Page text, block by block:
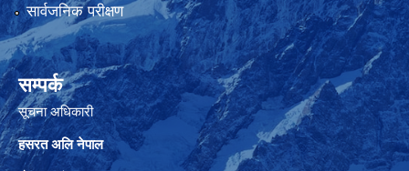
सार्वजनिक परीक्षण
सम्पर्क
सूचना अधिकारी
हसरत अलि नेपाल